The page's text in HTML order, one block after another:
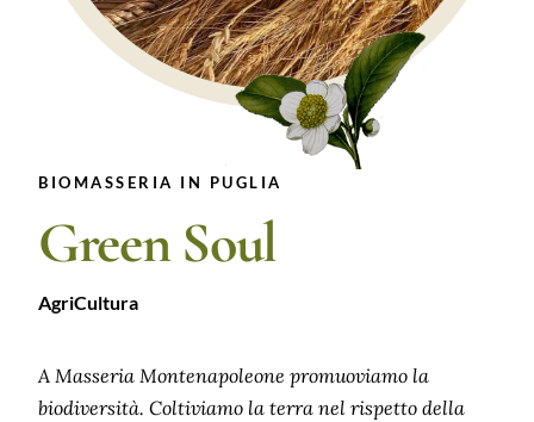
BIOMASSERIA IN PUGLIA
Green Soul
AgriCultura
A Masseria Montenapoleone promuoviamo la
biodiversità. Coltiviamo la terra nel rispetto della